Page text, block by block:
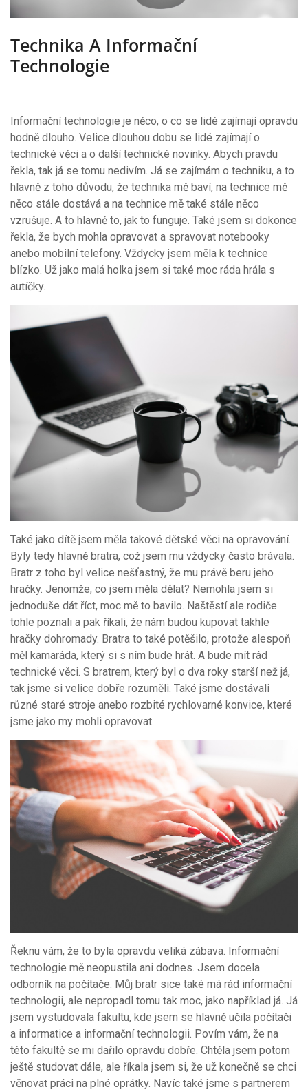
Technika A Informační
Technologie
Informační technologie je něco, o co se lidé zajímají opravdu
hodně dlouho. Velice dlouhou dobu se lidé zajímají o
technické věci a o další technické novinky. Abych pravdu
řekla, tak já se tomu nedivím. Já se zajímám o techniku, a to
hlavně z toho důvodu, že technika mě baví, na technice mě
něco stále dostává a na technice mě také stále něco
vzrušuje. A to hlavně to, jak to funguje. Také jsem si dokonce
řekla, že bych mohla opravovat a spravovat notebooky
anebo mobilní telefony. Vždycky jsem měla k technice
blízko. Už jako malá holka jsem si také moc ráda hrála s
autíčky.
Také jako dítě jsem měla takové dětské věci na opravování.
Byly tedy hlavně bratra, což jsem mu vždycky často brávala.
Bratr z toho byl velice nešťastný, že mu právě beru jeho
hračky. Jenomže, co jsem měla dělat? Nemohla jsem si
jednoduše dát říct, moc mě to bavilo. Naštěstí ale rodiče
tohle poznali a pak říkali, že nám budou kupovat takhle
hračky dohromady. Bratra to také potěšilo, protože alespoň
měl kamaráda, který si s ním bude hrát. A bude mít rád
technické věci. S bratrem, který byl o dva roky starší než já,
tak jsme si velice dobře rozuměli. Také jsme dostávali
různé staré stroje anebo rozbité rychlovarné konvice, které
jsme jako my mohli opravovat.
Řeknu vám, že to byla opravdu veliká zábava. Informační
technologie mě neopustila ani dodnes. Jsem docela
odborník na počítače. Můj bratr sice také má rád informační
technologii, ale nepropadl tomu tak moc, jako například já. Já
jsem vystudovala fakultu, kde jsem se hlavně učila počítači
a informatice a informační technologii. Povím vám, že na
této fakultě se mi dařilo opravdu dobře. Chtěla jsem potom
ještě studovat dále, ale říkala jsem si, že už konečně se chci
věnovat práci na plné oprátky. Navíc také jsme s partnerem